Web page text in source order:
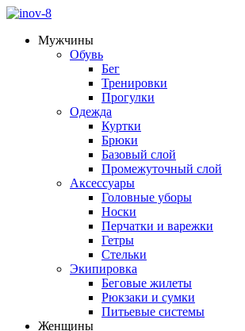
Мужчины
Обувь
Бег
Тренировки
Прогулки
Одежда
Куртки
Брюки
Базовый слой
Промежуточный слой
Аксессуары
Головные уборы
Носки
Перчатки и варежки
Гетры
Стельки
Экипировка
Беговые жилеты
Рюкзаки и сумки
Питьевые системы
Женщины